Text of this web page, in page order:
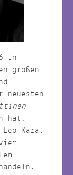
in
großen
hat,
Kara.